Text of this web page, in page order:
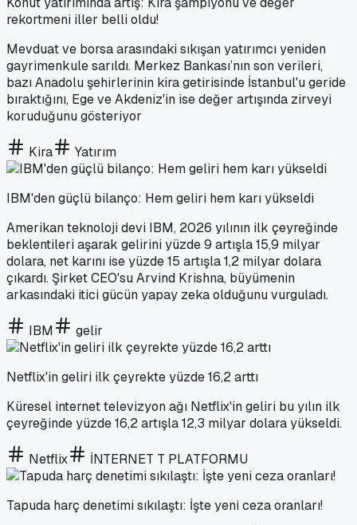
rekortmeni iller belli oldu!
Mevduat ve borsa arasındaki sıkışan yatırımcı yeniden
gayrimenkule sarıldı. Merkez Bankası’nın son verileri,
bazı Anadolu şehirlerinin kira getirisinde İstanbul'u geride
bıraktığını, Ege ve Akdeniz'in ise değer artışında zirveyi
koruduğunu gösteriyor
Kira Yatırım
IBM'den güçlü bilanço: Hem geliri hem karı yükseldi
Amerikan teknoloji devi IBM, 2026 yılının ilk çeyreğinde
beklentileri aşarak gelirini yüzde 9 artışla 15,9 milyar
dolara, net karını ise yüzde 15 artışla 1,2 milyar dolara
çıkardı. Şirket CEO'su Arvind Krishna, büyümenin
arkasındaki itici gücün yapay zeka olduğunu vurguladı.
IBM gelir
Netflix'in geliri ilk çeyrekte yüzde 16,2 arttı
Küresel internet televizyon ağı Netflix'in geliri bu yılın ilk
çeyreğinde yüzde 16,2 artışla 12,3 milyar dolara yükseldi.
Netflix İNTERNET T PLATFORMU
Tapuda harç denetimi sıkılaştı: İşte yeni ceza oranları!